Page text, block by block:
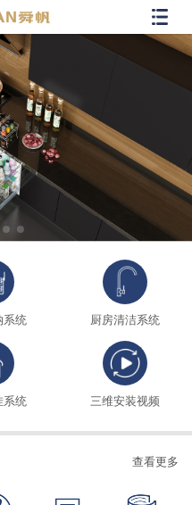
系统 厨房清洁系统
系统 三维安装视频
查看更多